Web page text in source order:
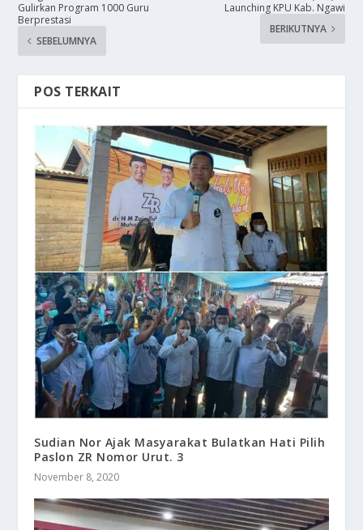
Gulirkan Program 1000 Guru
Berprestasi
SEBELUMNYA
Launching KPU Kab. Ngawi
BERIKUTNYA
POS TERKAIT
Sudian Nor Ajak Masyarakat Bulatkan Hati Pilih
Paslon ZR Nomor Urut. 3
November 8, 2020